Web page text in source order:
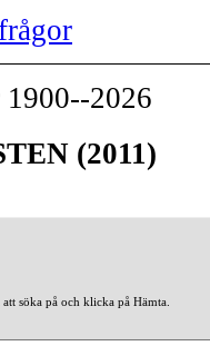
1900--2026
(2011)
söka på och klicka på Hämta.